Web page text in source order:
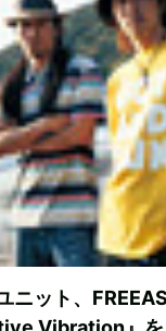
ニット、